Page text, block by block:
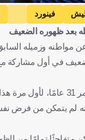
فينورد
بعد ظهوره الضعيف
مواطنه وزميله
في أول مشاركة مع
، البالغ من العمر 31
لم يتمكن من فرض